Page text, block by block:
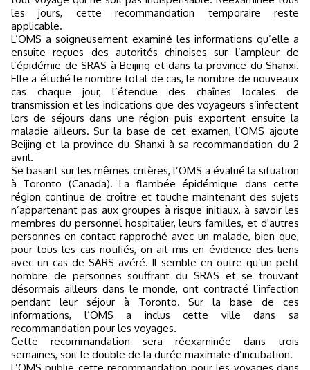
les jours, cette recommandation temporaire reste
applicable.
L’OMS a soigneusement examiné les informations qu’elle a
ensuite reçues des autorités chinoises sur l’ampleur de
l’épidémie de SRAS à Beijing et dans la province du Shanxi.
Elle a étudié le nombre total de cas, le nombre de nouveaux
cas chaque jour, l’étendue des chaînes locales de
transmission et les indications que des voyageurs s’infectent
lors de séjours dans une région puis exportent ensuite la
maladie ailleurs. Sur la base de cet examen, l’OMS ajoute
Beijing et la province du Shanxi à sa recommandation du 2
avril.
Se basant sur les mêmes critères, l’OMS a évalué la situation
à Toronto (Canada). La flambée épidémique dans cette
région continue de croître et touche maintenant des sujets
n’appartenant pas aux groupes à risque initiaux, à savoir les
membres du personnel hospitalier, leurs familles, et d'autres
personnes en contact rapproché avec un malade, bien que,
pour tous les cas notifiés, on ait mis en évidence des liens
avec un cas de SARS avéré. Il semble en outre qu’un petit
nombre de personnes souffrant du SRAS et se trouvant
désormais ailleurs dans le monde, ont contracté l’infection
pendant leur séjour à Toronto. Sur la base de ces
informations, l’OMS a inclus cette ville dans sa
recommandation pour les voyages.
Cette recommandation sera réexaminée dans trois
semaines, soit le double de la durée maximale d’incubation.